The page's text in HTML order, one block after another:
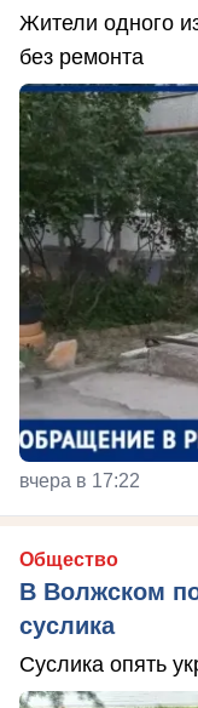
Жители одного
без ремонта
вчера в 17:22
Общество
В Волжском
суслика
Суслика опять